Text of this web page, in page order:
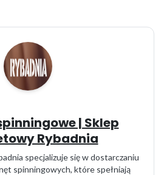
| Sklep
Rybadnia
specjalizuje się w dostarczaniu
spinningowych, które spełniają